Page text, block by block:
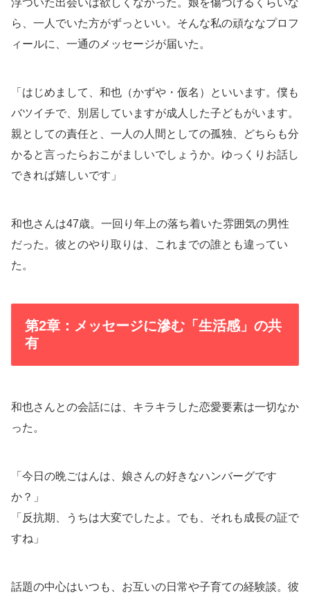
浮ついた出会いは欲しくなかった。娘を傷つけるくらいな
ら、一人でいた方がずっといい。そんな私の頑ななプロフ
ィールに、一通のメッセージが届いた。
「はじめまして、和也（かずや・仮名）といいます。僕も
バツイチで、別居していますが成人した子どもがいます。
親としての責任と、一人の人間としての孤独、どちらも分
かると言ったらおこがましいでしょうか。ゆっくりお話し
できれば嬉しいです」
和也さんは47歳。一回り年上の落ち着いた雰囲気の男性
だった。彼とのやり取りは、これまでの誰とも違ってい
た。
第2章：メッセージに滲む「生活感」の共
有
和也さんとの会話には、キラキラした恋愛要素は一切なか
った。
「今日の晩ごはんは、娘さんの好きなハンバーグです
か？」
「反抗期、うちは大変でしたよ。でも、それも成長の証で
すね」
話題の中心はいつも、お互いの日常や子育ての経験談。彼